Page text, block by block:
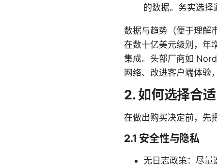
的数据。务实选择
数据与趋势（便于理解
在数十亿美元级别，年
集成。头部厂商如
网络、改进客户端体验
2. 如何选择合
在做出购买决定前，先
2.1 安全性与隐私
无日志政策：尽量